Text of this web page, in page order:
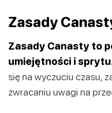
Zasady
Zasady Canasty to
umiejętności i
się na wyczuciu czasu,
zwracaniu uwagi na